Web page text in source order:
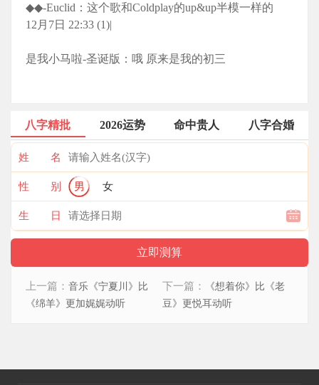
◆◆-Euclid：这个歌和Coldplay的up&up半模一样的
12月7日 22:33 (1)|
是我小马啦-圣诞版：哦 原来是我的初三
八字精批 2026运势 命中贵人 八字合婚
姓 名
性 别 男 女
生 日
上一篇： 音乐《宁夏川》比
《绵羊》更加娓娓动听
下一篇： 《想着你》比《老
豆》更悦耳动听